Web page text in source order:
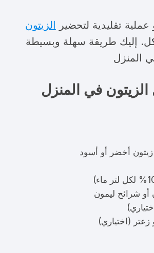
عملية تقليدية لتحضير الزيتون
إليك طريقة سهلة وبسيطة
المنزل
في المنزل
شرائح ليمون
زعتر (اختياري)